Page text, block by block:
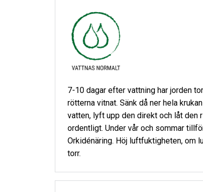
7-10 dagar efter vattning har jorden
rötterna vitnat. Sänk då ner hela
vatten, lyft upp den direkt och låt den
ordentligt. Under vår och sommar
Orkidénäring. Höj luftfuktigheten, om
torr.